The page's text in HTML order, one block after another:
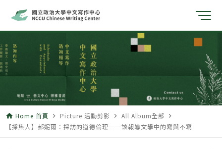
home Home 首頁 navigate_next Picture 活動剪影 navigate_next All Album全部 navigate_next
【採集人】郝妮爾：採訪的道德倫理──談報導文學中的寫與不寫